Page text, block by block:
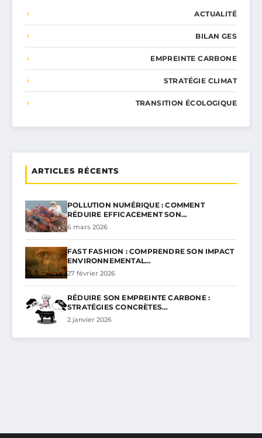
ACTUALITÉ
BILAN GES
EMPREINTE CARBONE
STRATÉGIE CLIMAT
TRANSITION ÉCOLOGIQUE
ARTICLES RÉCENTS
POLLUTION NUMÉRIQUE : COMMENT
RÉDUIRE EFFICACEMENT SON…
6 mars 2026
FAST FASHION : COMPRENDRE SON IMPACT
ENVIRONNEMENTAL…
27 février 2026
RÉDUIRE SON EMPREINTE CARBONE :
STRATÉGIES CONCRÈTES…
2 janvier 2026